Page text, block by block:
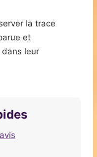
la trace
et
dans leur